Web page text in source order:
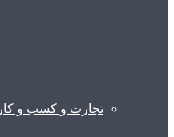
تجارت و کسب و کار